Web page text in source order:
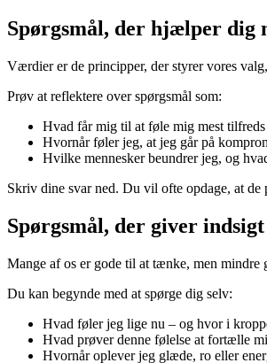
Spørgsmål, der hjælper dig
Værdier er de principper, der styrer vores
Prøv at reflektere over spørgsmål som:
Hvad får mig til at føle mig mest
Hvornår føler jeg, at jeg går på
Hvilke mennesker beundrer jeg, og
Skriv dine svar ned. Du vil ofte opdage, at
Spørgsmål, der giver
Mange af os er gode til at tænke, men
Du kan begynde med at spørge dig selv:
Hvad føler jeg lige nu – og hvor i
Hvad prøver denne følelse at fortælle
Hvornår oplever jeg glæde, ro eller